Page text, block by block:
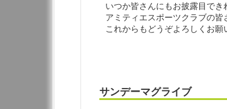
いつか皆さんにもお披露目でき
アミティエスポーツクラブの皆
これからもどうぞよろしくお願
サンデーマグライブ